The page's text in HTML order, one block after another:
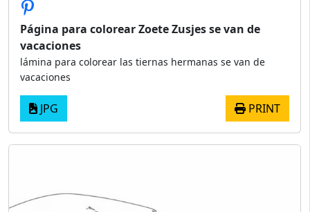
Página para colorear Zoete Zusjes se van de
vacaciones
lámina para colorear las tiernas hermanas se van de
vacaciones
JPG PRINT